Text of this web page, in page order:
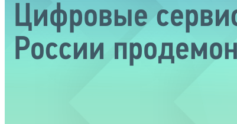
Цифровые
России